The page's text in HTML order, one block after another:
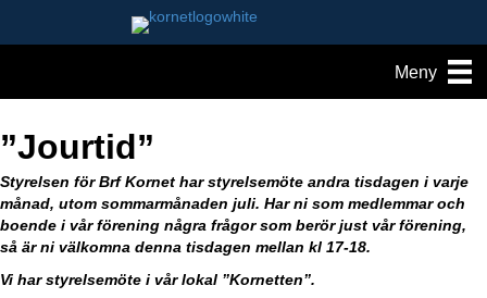
Meny
”Jourtid”
Styrelsen för Brf Kornet har styrelsemöte andra tisdagen i varje
månad, utom sommarmånaden juli. Har ni som medlemmar och
boende i vår förening några frågor som berör just vår förening,
så är ni välkomna denna tisdagen mellan kl 17-18.
Vi har styrelsemöte i vår lokal ”Kornetten”.